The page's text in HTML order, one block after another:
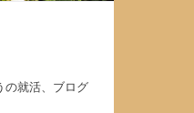
の就活、ブログ